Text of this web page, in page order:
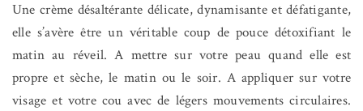
Une crème désaltérante délicate, dynamisante et défatigante,
elle s’avère être un véritable coup de pouce détoxifiant le
matin au réveil. A mettre sur votre peau quand elle est
propre et sèche, le matin ou le soir. A appliquer sur votre
visage et votre cou avec de légers mouvements circulaires.